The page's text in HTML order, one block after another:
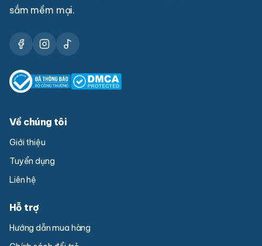
sắm mềm mại.
Về chúng tôi
Giới thiệu
Tuyển dụng
Liên hệ
Hỗ trợ
Hướng dẫn mua hàng